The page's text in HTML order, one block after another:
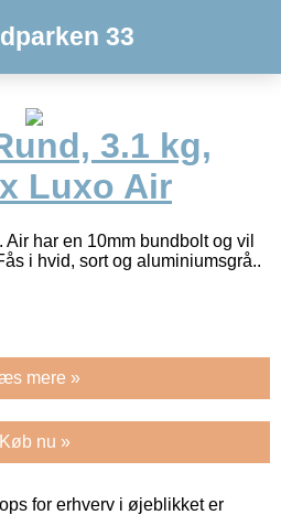
33
3.1 kg,
Luxo Air
har en 10mm bundbolt og vil
i hvid, sort og aluminiumsgrå..
mere »
Køb nu »
for erhverv i øjeblikket er